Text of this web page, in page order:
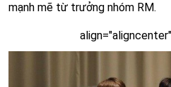
mạnh mẽ từ trưởng nhóm RM.